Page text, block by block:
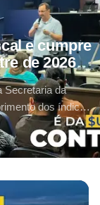
e cumpre
de 2026
Secretaria da
dos índices
financeira do